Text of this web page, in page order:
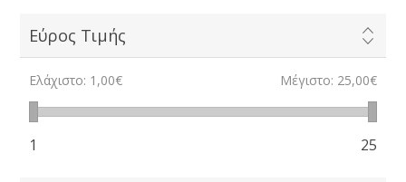
Εύρος Τιμής
Ελάχιστο: 1,00€ Μέγιστο: 25,00€
1 25